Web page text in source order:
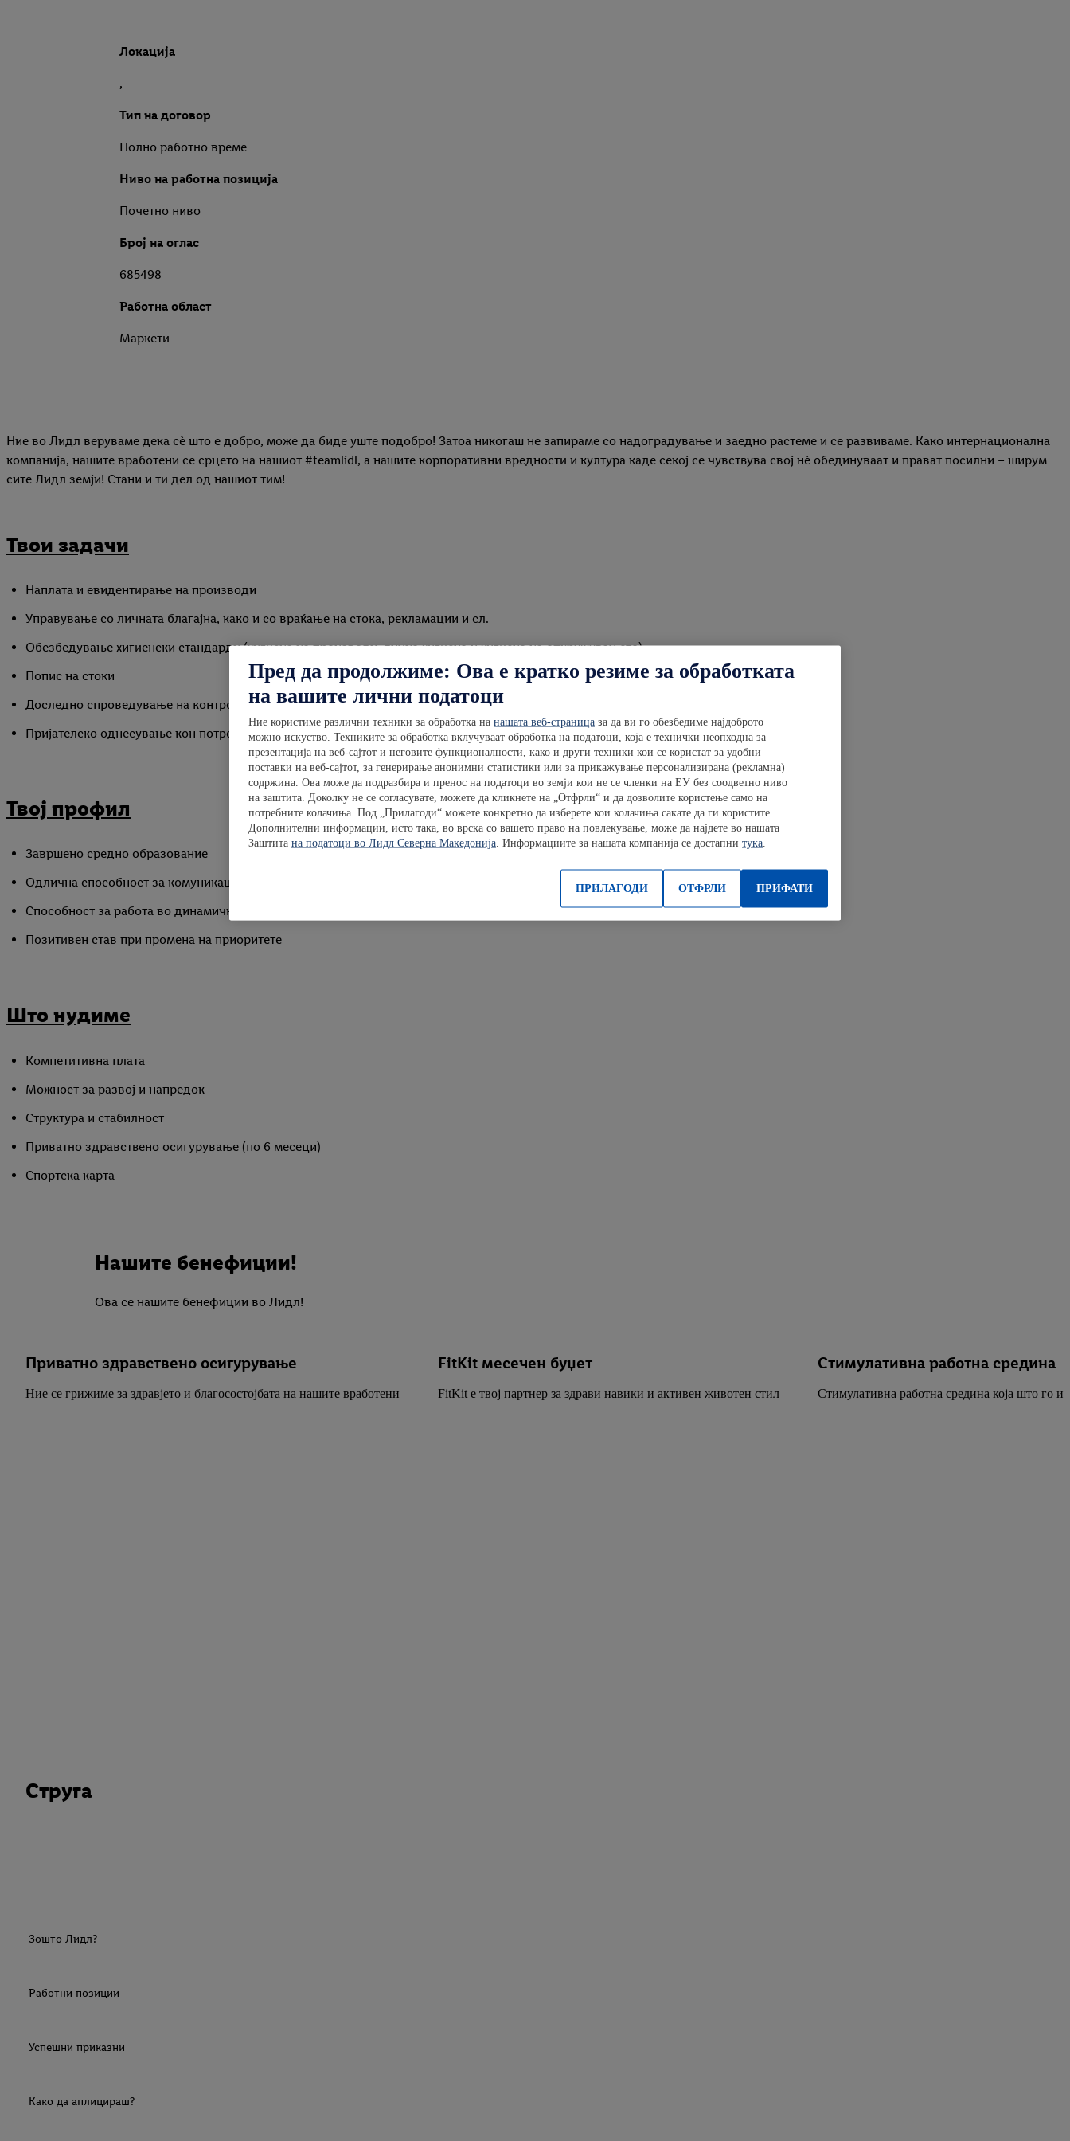
Локација
,
Тип на договор
Полно работно време
Ниво на работна позиција
Почетно ниво
Број на оглас
685498
Работна област
Маркети
Ние во Лидл веруваме дека сѐ што е добро, може да биде уште подобро! Затоа никогаш не запираме со надоградување и заедно растеме и се развиваме. Како интернационална
компанија, нашите вработени се срцето на нашиот #teamlidl, а нашите корпоративни вредности и култура каде секој се чувствува свој нѐ обединуваат и прават посилни – ширум
сите Лидл земји! Стани и ти дел од нашиот тим!
Твои задачи
Наплата и евидентирање на производи
Управување со личната благајна, како и со враќање на стока, рекламации и сл.
Обезбедување хигиенски стандарди (хигиена на производи, лична хигиена и хигиена на опкружувањето)
Попис на стоки
Доследно спроведување на контролите на квалитет и обновување на залихата
Пријателско однесување кон потрошувачите и колегите
Твој профил
Завршено средно образование
Одлична способност за комуникација со тимот и со клиентите
Способност за работа во динамично опкружување и посветеност на постигнување резултати
Позитивен став при промена на приоритете
Што нудиме
Компетитивна плата
Можност за развој и напредок
Структура и стабилност
Приватно здравствено осигурување (по 6 месеци)
Спортска карта
Нашите бенефиции!
Ова се нашите бенефиции во Лидл!
Приватно здравствено осигурување
Ние се грижиме за здравјето и благосостојбата на нашите вработени
FitKit месечен буџет
FitKit е твој партнер за здрави навики и активен животен стил
Стимулативна работна средина
Стимулативна работна средина која што го
Струга
Зошто Лидл?
Работни позиции
Успешни приказни
Како да аплицираш?
Пред да продолжиме: Ова е кратко резиме за обработката
на вашите лични податоци
Ние користиме различни техники за обработка на нашата веб-страница за да ви го обезбедиме најдоброто
можно искуство. Техниките за обработка вклучуваат обработка на податоци, која е технички неопходна за
презентација на веб-сајтот и неговите функционалности, како и други техники кои се користат за удобни
поставки на веб-сајтот, за генерирање анонимни статистики или за прикажување персонализирана (рекламна)
содржина. Ова може да подразбира и пренос на податоци во земји кои не се членки на ЕУ без соодветно ниво
на заштита. Доколку не се согласувате, можете да кликнете на „Отфрли“ и да дозволите користење само на
потребните колачиња. Под „Прилагоди“ можете конкретно да изберете кои колачиња сакате да ги користите.
Дополнителни информации, исто така, во врска со вашето право на повлекување, може да најдете во нашата
Заштита на податоци во Лидл Северна Македонија . Информациите за нашата компанија се достапни тука
ОТФРЛИ ПРИФАТИ
ПРИЛАГОДИ